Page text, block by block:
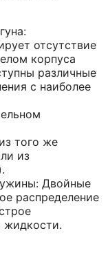
отсутствие
корпуса
различные
с наиболее
того же
из
Двойные
распределение
жидкости.